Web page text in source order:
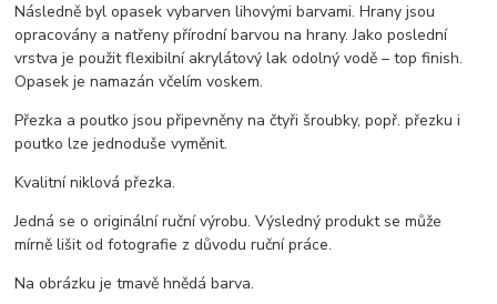
Následně byl opasek vybarven lihovými barvami. Hrany jsou
opracovány a natřeny přírodní barvou na hrany. Jako poslední
vrstva je použit flexibilní akrylátový lak odolný vodě – top finish.
Opasek je namazán včelím voskem.
Přezka a poutko jsou připevněny na čtyři šroubky, popř. přezku i
poutko lze jednoduše vyměnit.
Kvalitní niklová přezka.
Jedná se o originální ruční výrobu. Výsledný produkt se může
mírně lišit od fotografie z důvodu ruční práce.
Na obrázku je tmavě hnědá barva.